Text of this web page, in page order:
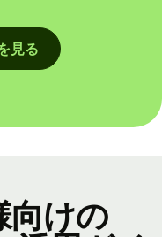
見る
向けの